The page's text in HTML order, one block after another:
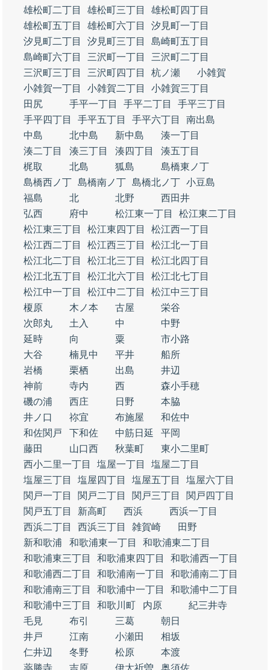
雄松町二丁目
雄松町三丁目
雄松町四丁目
雄松町五丁目
雄松町六丁目
汐見町一丁目
汐見町二丁目
汐見町三丁目
島崎町五丁目
島崎町六丁目
三沢町一丁目
三沢町二丁目
三沢町三丁目
三沢町四丁目 杭ノ瀬
小雑賀
小雑賀一丁目
小雑賀二丁目
小雑賀三丁目
田尻
手平一丁目 手平二丁目
手平三丁目
手平四丁目
手平五丁目 手平六丁目
南出島
中島
北中島 新中島
湊一丁目
湊二丁目
湊三丁目 湊四丁目
湊五丁目
梶取
北島 狐島
島橋東ノ丁
島橋西ノ丁 島橋南ノ丁 島橋北ノ丁 小豆島
福島
北 北野
西田井
弘西
府中 松江東一丁目
松江東二丁目
松江東三丁目
松江東四丁目
松江西一丁目
松江西二丁目
松江西三丁目
松江北一丁目
松江北二丁目
松江北三丁目
松江北四丁目
松江北五丁目
松江北六丁目
松江北七丁目
松江中一丁目
松江中二丁目
松江中三丁目
榎原
木ノ本 古屋
栄谷
次郎丸
土入 中
中野
延時
向 粟
市小路
大谷
楠見中 平井
船所
岩橋
栗栖 出島
井辺
神前
寺内 西
森小手穂
磯の浦
西庄 日野
本脇
井ノ口
祢宜 布施屋
和佐中
和佐関戸
下和佐 中筋日延
平岡
藤田
山口西 秋葉町
東小二里町
西小二里一丁目
塩屋一丁目
塩屋二丁目
塩屋三丁目
塩屋四丁目 塩屋五丁目
塩屋六丁目
関戸一丁目
関戸二丁目 関戸三丁目
関戸四丁目
関戸五丁目
新高町 西浜
西浜一丁目
西浜二丁目
西浜三丁目 雑賀崎
田野
新和歌浦
和歌浦東一丁目
和歌浦東二丁目
和歌浦東三丁目
和歌浦東四丁目
和歌浦西一丁目
和歌浦西二丁目
和歌浦南一丁目
和歌浦南二丁目
和歌浦南三丁目
和歌浦中一丁目
和歌浦中二丁目
和歌浦中三丁目
和歌川町 内原
紀三井寺
毛見
布引 三葛
朝日
井戸
江南 小瀬田
相坂
仁井辺
冬野 松原
本渡
薬勝寺
吉原 伊太祈曽 奥須佐